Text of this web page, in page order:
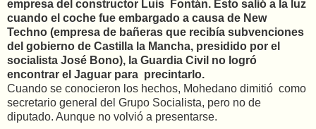
empresa del constructor Luis Fontán. Ésto salió a la luz
cuando el coche fue embargado a causa de New
Techno (empresa de bañeras que recibía subvenciones
del gobierno de Castilla la Mancha, presidido por el
socialista José Bono), la Guardia Civil no logró
encontrar el Jaguar para precintarlo.
Cuando se conocieron los hechos, Mohedano dimitió como
secretario general del Grupo Socialista, pero no de
diputado. Aunque no volvió a presentarse.